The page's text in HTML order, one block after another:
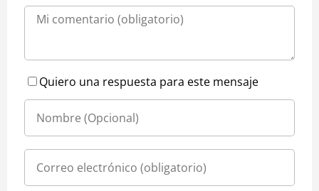
Quiero una respuesta para este mensaje